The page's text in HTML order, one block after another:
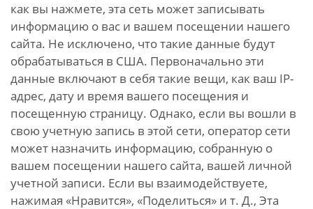
как вы нажмете, эта сеть может записывать
информацию о вас и вашем посещении нашего
сайта. Не исключено, что такие данные будут
обрабатываться в США. Первоначально эти
данные включают в себя такие вещи, как ваш IP-
адрес, дату и время вашего посещения и
посещенную страницу. Однако, если вы вошли в
свою учетную запись в этой сети, оператор сети
может назначить информацию, собранную о
вашем посещении нашего сайта, вашей личной
учетной записи. Если вы взаимодействуете,
нажимая «Нравится», «Поделиться» и т. Д., Эта